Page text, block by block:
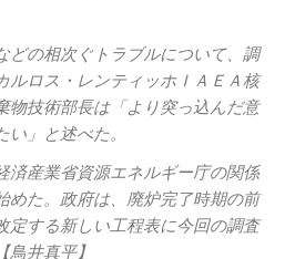
どの相次ぐトラブルについて、調
ルロス・レンティッホＩＡＥＡ核
物技術部長は「より突っ込んだ意
い」と述べた。
済産業省資源エネルギー庁の関係
めた。政府は、廃炉完了時期の前
定する新しい工程表に今回の調査
鳥井真平】